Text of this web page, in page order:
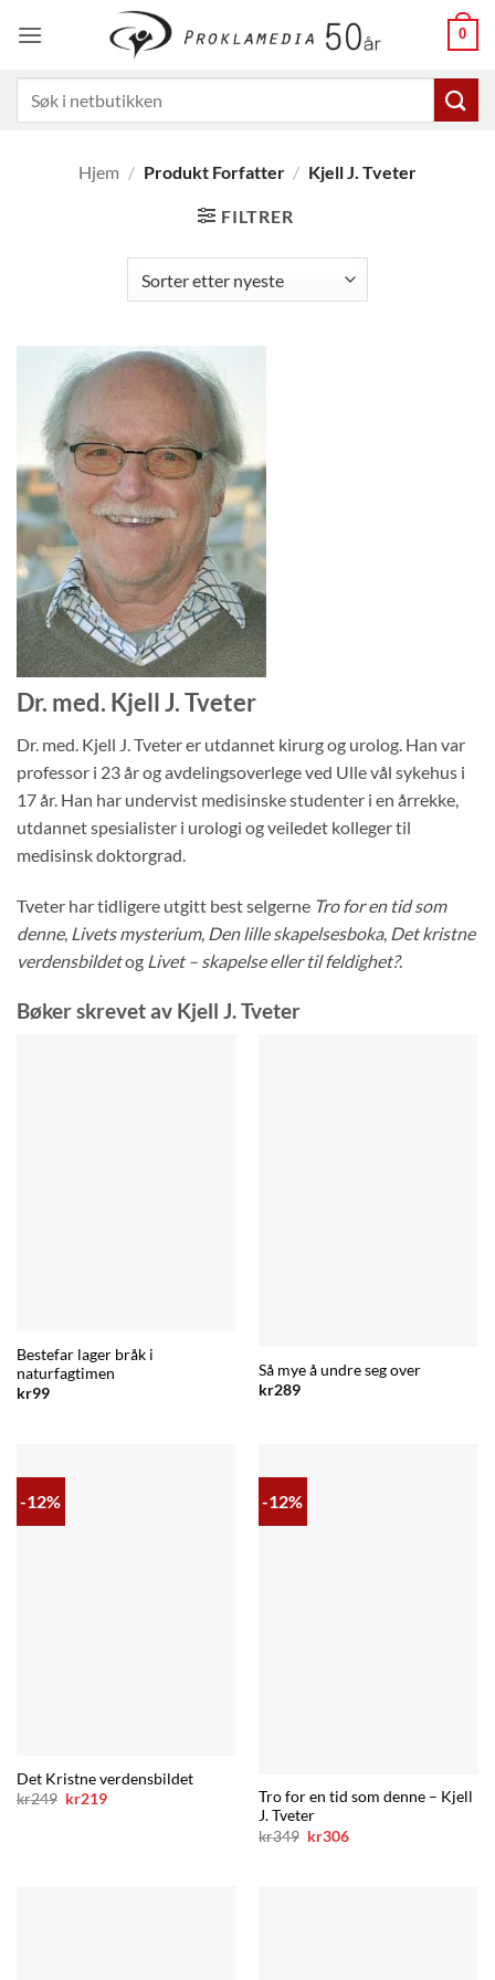
0
etter:
Hjem / Produkt Forfatter / Kjell J. Tveter
FILTRER
Dr. med. Kjell J. Tveter
Dr. med. Kjell J. Tveter er utdannet kirurg og urolog. Han var
professor i 23 år og avdelingsoverlege ved Ulle vål sykehus i
17 år. Han har undervist medisinske studenter i en årrekke,
utdannet spesialister i urologi og veiledet kolleger til
medisinsk doktorgrad.
Tveter har tidligere utgitt best selgerne Tro for en tid som
denne, Livets mysterium, Den lille skapelsesboka, Det kristne
verdensbildetog Livet – skapelse eller til feldighet?.
Bøker skrevet av Kjell J. Tveter
Bestefar lager bråk i
naturfagtimen
kr99
Så mye å undre seg over
kr289
-12%
Det Kristne verdensbildet
kr249 Opprinnelig
kr219Nåværende
-12%
Tro for en tid som denne – Kjell
J. Tveter
kr349 Opprinnelig
kr306Nåværende